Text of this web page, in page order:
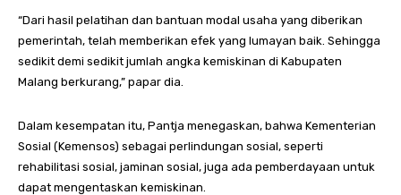
“Dari hasil pelatihan dan bantuan modal usaha yang diberikan
pemerintah, telah memberikan efek yang lumayan baik. Sehingga
sedikit demi sedikit jumlah angka kemiskinan di Kabupaten
Malang berkurang,” papar dia.
Dalam kesempatan itu, Pantja menegaskan, bahwa Kementerian
Sosial (Kemensos) sebagai perlindungan sosial, seperti
rehabilitasi sosial, jaminan sosial, juga ada pemberdayaan untuk
dapat mengentaskan kemiskinan.